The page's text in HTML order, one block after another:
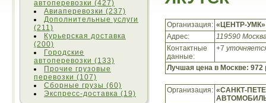
автоперевозки (427)
Авиаперевозки (237)
Дополнительные услуги
(211)
Курьерская доставка
(200)
Городские
автоперевозки (133)
Прочие грузовые
перевозки (107)
Сборные грузы (60)
Экспресс-доставка (19)
Организация: «ЦЕНТР-УМК»
Адрес:
119590
Контактные
данные:
+7
Лучшая цена в Москве: 972
Организация: «САНКТ-